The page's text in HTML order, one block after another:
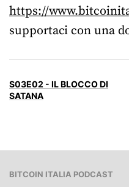
https://
supportaci con una
S03E02 - IL BLOCCO DI
SATANA
BITCOIN ITALIA PODCAST